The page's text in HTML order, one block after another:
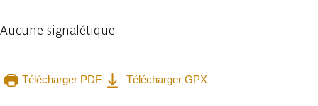
Aucune signalétique
Télécharger PDF
Télécharger GPX